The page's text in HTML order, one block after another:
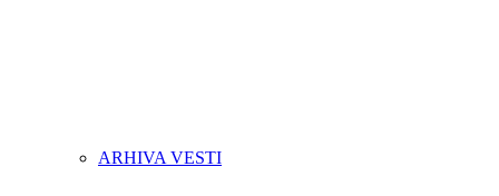
ARHIVA VESTI